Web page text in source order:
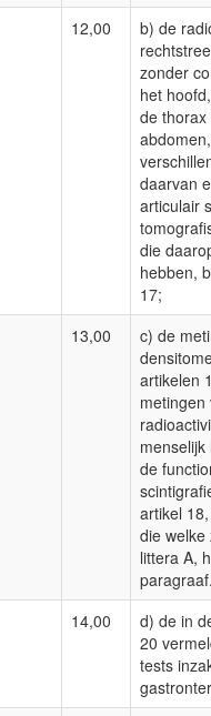
12,00
b) de
zonder
het
de
daarvan
articulair
die
hebben,
17;
13,00
c) de
artikelen
de
artikel
die welke
littera A,
14,00
d) de in
20
tests